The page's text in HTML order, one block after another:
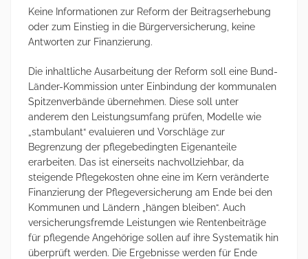
Keine Informationen zur Reform der Beitragserhebung
oder zum Einstieg in die Bürgerversicherung, keine
Antworten zur Finanzierung.
Die inhaltliche Ausarbeitung der Reform soll eine Bund-
Länder-Kommission unter Einbindung der kommunalen
Spitzenverbände übernehmen. Diese soll unter
anderem den Leistungsumfang prüfen, Modelle wie
„stambulant“ evaluieren und Vorschläge zur
Begrenzung der pflegebedingten Eigenanteile
erarbeiten. Das ist einerseits nachvollziehbar, da
steigende Pflegekosten ohne eine im Kern veränderte
Finanzierung der Pflegeversicherung am Ende bei den
Kommunen und Ländern „hängen bleiben“. Auch
versicherungsfremde Leistungen wie Rentenbeiträge
für pflegende Angehörige sollen auf ihre Systematik hin
überprüft werden. Die Ergebnisse werden für Ende